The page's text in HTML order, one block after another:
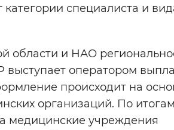
категории специалиста и
области и НАО
оператором
происходит на
организаций. По
медицинские учреждения